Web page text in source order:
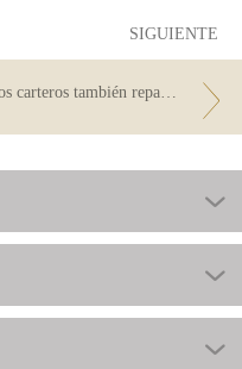
SIGUIENTE
Los carteros también repartirán efectivo en las zonas rurales